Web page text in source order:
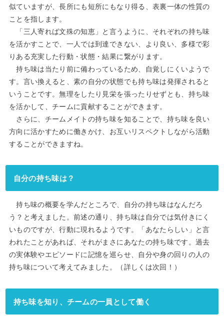
似ていますが、長所にも短所にもなり得る、表裏一体の性質の
ことを指します。
「三人寄れば文殊の知恵」と言うように、それぞれの持ち味
を活かすことで、一人では到達できない、より良い、多様で彩
りある充実した行動・状態・結果に繋がります。
持ち味は当たり前に備わっているため、自覚しにくいようで
す。言い換えると、素の自分の状態でも持ち味は発揮されると
いうことです。無理をしたり見栄を張ったりせずとも、持ち味
を活かして、チームに貢献することができます。
さらに、チームメイトの持ち味を知ることで、持ち味を良い
方向に活かすために働きかけ、お互いリスペクトしながら活動
することができますね。
自分の持ち味は？
持ち味の概要を学んだところで、自分の持ち味はなんだろ
う？と考えました。前述の通り、持ち味は自分では気付きにく
いものですが、行動に現れるようです。「あなたらしい」と言
われたことがあれば、それがまさにあなたの持ち味です。過去
の実体験やエピソードに記憶を巡らせ、自分や身の回りの人の
持ち味について考えてみました。（詳しくは次回！）
持ち味を知り、チームの一員として働く